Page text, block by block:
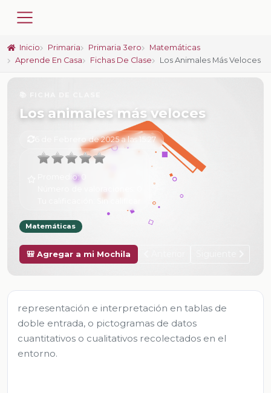
Inicio Primaria Primaria 3ero
Matemáticas
Aprende En Casa
Fichas De Clase Los Animales Más Veloces
Los animales más veloces
6 de Febrero de 2025 a las 15:27
Promedio:0
Sin calificar
Matemáticas
🎒 Agregar a mi Mochila
representación e interpretación en tablas de
doble entrada, o pictogramas de datos
cuantitativos o cualitativos recolectados en el
entorno.